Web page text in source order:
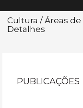
Cultura / Áreas
Detalhes
PUBLICAÇÕES